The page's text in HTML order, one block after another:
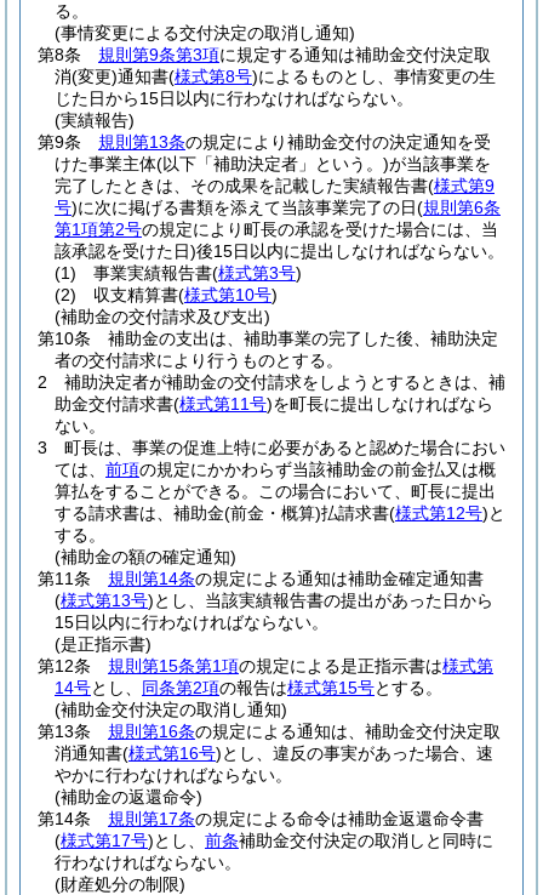
る。
(事情変更による交付決定の取消し通知)
第8条
規則第9条第3項に規定する通知は補助金交付決定取
消(変更)通知書(様式第8号)によるものとし、事情変更の生
じた日から15日以内に行わなければならない。
(実績報告)
第9条
規則第13条の規定により補助金交付の決定通知を受
けた事業主体(以下「補助決定者」という。)が当該事業を
完了したときは、その成果を記載した実績報告書(様式第9
号)に次に掲げる書類を添えて当該事業完了の日(規則第6条
第1項第2号の規定により町長の承認を受けた場合には、当
該承認を受けた日)後15日以内に提出しなければならない。
(1)
事業実績報告書(様式第3号)
(2)
収支精算書(様式第10号)
(補助金の交付請求及び支出)
第10条
補助金の支出は、補助事業の完了した後、補助決定
者の交付請求により行うものとする。
2
補助決定者が補助金の交付請求をしようとするときは、補
助金交付請求書(様式第11号)を町長に提出しなければなら
ない。
3
町長は、事業の促進上特に必要があると認めた場合におい
ては、 前項の規定にかかわらず当該補助金の前金払又は概
算払をすることができる。
この場合において、町長に提出
する請求書は、補助金(前金・概算)払請求書(様式第12号)と
する。
(補助金の額の確定通知)
第11条
規則第14条の規定による通知は補助金確定通知書
(様式第13号)とし、当該実績報告書の提出があった日から
15日以内に行わなければならない。
(是正指示書)
第12条
規則第15条第1項の規定による是正指示書は様式第
14号とし、 同条第2項の報告は様式第15号とする。
(補助金交付決定の取消し通知)
第13条
規則第16条の規定による通知は、補助金交付決定取
消通知書(様式第16号)とし、違反の事実があった場合、速
やかに行わなければならない。
(補助金の返還命令)
第14条
規則第17条の規定による命令は補助金返還命令書
(様式第17号)とし、 前条補助金交付決定の取消しと同時に
行わなければならない。
(財産処分の制限)